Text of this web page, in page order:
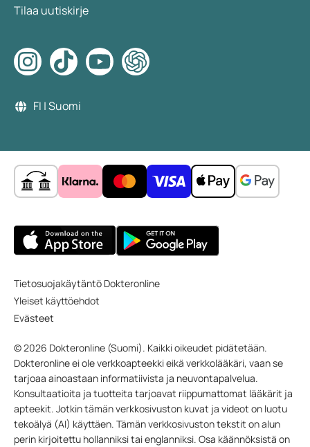
Tilaa uutiskirje
FI | Suomi
Tietosuojakäytäntö Dokteronline
Yleiset käyttöehdot
Evästeet
© 2026 Dokteronline (Suomi). Kaikki oikeudet pidätetään.
Dokteronline ei ole verkkoapteekki eikä verkkolääkäri, vaan se
tarjoaa ainoastaan informatiivista ja neuvontapalvelua.
Konsultaatioita ja tuotteita tarjoavat riippumattomat lääkärit ja
apteekit. Jotkin tämän verkkosivuston kuvat ja videot on luotu
tekoälyä (AI) käyttäen. Tämän verkkosivuston tekstit on alun
perin kirjoitettu hollanniksi tai englanniksi. Osa käännöksistä on